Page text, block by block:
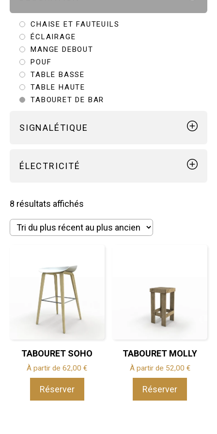
DESTRUCTURÉ
CHAISE ET FAUTEUILS
ÉCLAIRAGE
MANGE DEBOUT
POUF
TABLE BASSE
TABLE HAUTE
TABOURET DE BAR
SIGNALÉTIQUE
FOREX ET ADHÉSIFS
ÉLECTRICITÉ
MULTIPRISES
8 résultats affichés
plus
TABOURET SOHO
À partir de62,00€
Réserver
TABOURET MOLLY
À partir de 52,00 €
Réserver